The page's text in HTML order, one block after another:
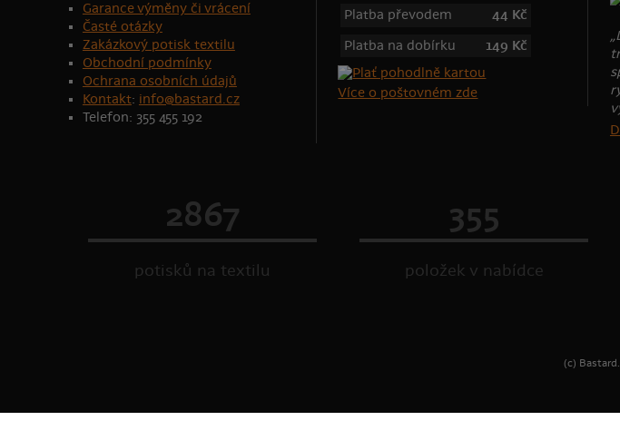
Garance výměny či vrácení
Časté otázky
Zakázkový potisk textilu
Obchodní podmínky
Ochrana osobních údajů
Kontakt: info@bastard.cz
Telefon: 355 455 192
Platba převodem
44 Kč
Platba na dobírku
149 Kč
Více o poštovném zde
2867
potisků na textilu
355
položek v nabídce
(c)